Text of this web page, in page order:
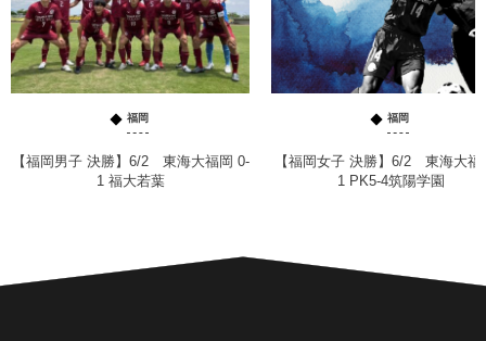
福岡
【福岡男子 決勝】6/2 東海大福岡 0-
1 福大若葉
福岡
【福岡女子 決勝】6/2 東海大福
1 PK5-4筑陽学園